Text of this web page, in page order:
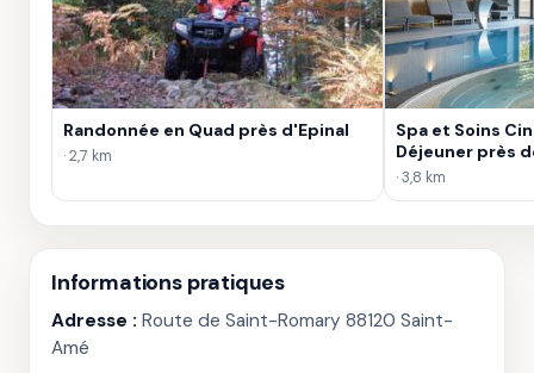
Randonnée en Quad près d'Epinal
· 2,7 km
Spa et Soins
Déjeuner près
· 3,8 km
Informations pratiques
Adresse : Route de Saint-Romary 88120 Saint-
Amé